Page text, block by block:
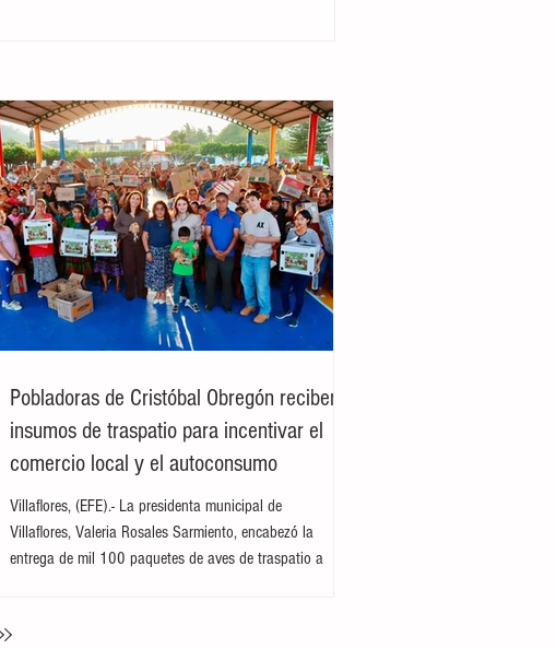
Pobladoras de Cristóbal Obregón reciben
insumos de traspatio para incentivar el
comercio local y el autoconsumo
Villaflores, (EFE).- La presidenta municipal de
Villaflores, Valeria Rosales Sarmiento, encabezó la
entrega de mil 100 paquetes de aves de traspatio a
Tovilla, la alcaldesa destacó que el esquema busca